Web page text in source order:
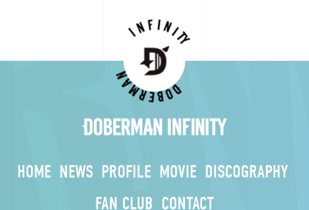
HOME NEWS PROFILE MOVIE DISCOGRAPHY
FAN CLUB CONTACT